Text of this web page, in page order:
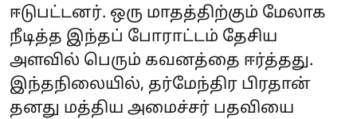
ஈடுபட்டனர். ஒரு மாதத்திற்கும் மேலாக
நீடித்த இந்தப் போராட்டம் தேசிய
அளவில் பெரும் கவனத்தை ஈர்த்தது.
இந்தநிலையில், தர்மேந்திர பிரதான்
தனது மத்திய அமைச்சர் பதவியை